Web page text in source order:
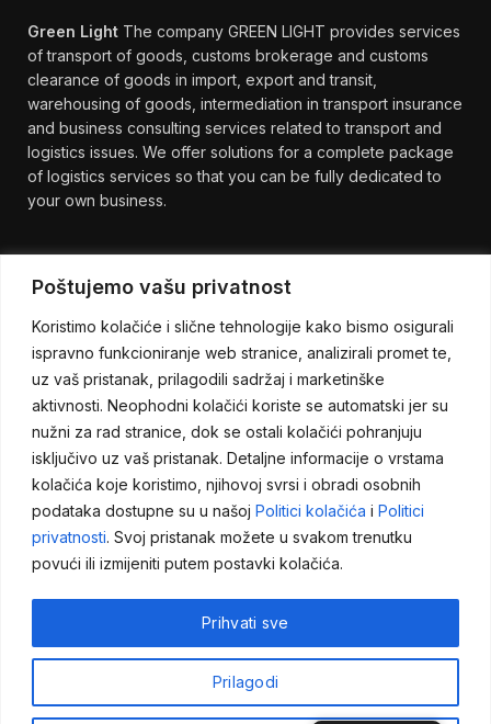
Poštujemo vašu privatnost
Koristimo kolačiće i slične tehnologije kako bismo osigurali
ispravno funkcioniranje web stranice, analizirali promet te,
uz vaš pristanak, prilagodili sadržaj i marketinške
aktivnosti. Neophodni kolačići koriste se automatski jer su
nužni za rad stranice, dok se ostali kolačići pohranjuju
isključivo uz vaš pristanak. Detaljne informacije o vrstama
kolačića koje koristimo, njihovoj svrsi i obradi osobnih
podataka dostupne su u našoj Politici kolačića i Politici
privatnosti. Svoj pristanak možete u svakom trenutku
povući ili izmijeniti putem postavki kolačića.
Prilagodi
Prihvati sve
Green Light The company GREEN LIGHT provides services
of transport of goods, customs brokerage and customs
clearance of goods in import, export and transit,
warehousing of goods, intermediation in transport insurance
and business consulting services related to transport and
logistics issues. We offer solutions for a complete package
of logistics services so that you can be fully dedicated to
your own business.
CONTACT INFORMATIONS
Address:Piljužići bb, 74264 Jelah, BiH
Cell phone: +387 61 276 923
+387 32 942 657
FAX: +387 32 942 657
E-mail: info@greenlightbih.com
Monday- Saturday 08:00h - 17:00h, GMT +2
Sunday - Closed
Zaštita podataka